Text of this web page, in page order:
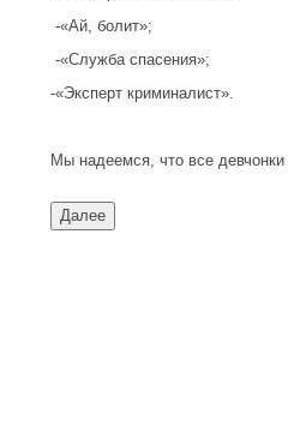
-«Ай, болит»;
-«Служба спасения»;
-«Эксперт криминалист».
Мы надеемся, что все